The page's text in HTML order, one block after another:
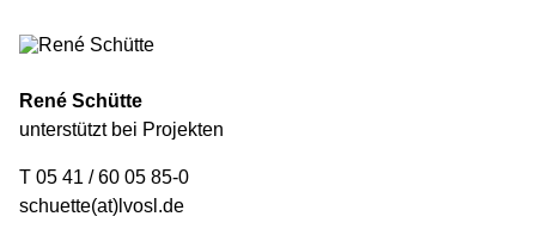
René Schütte
unterstützt bei Projekten
T 05 41 / 60 05 85-0
schuette(at)lvosl.de